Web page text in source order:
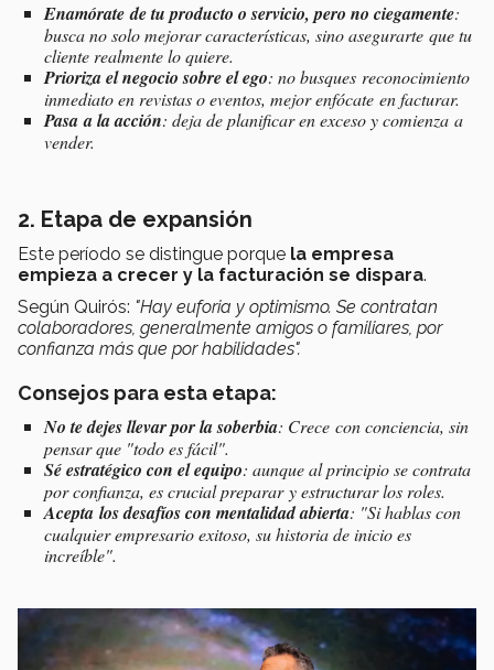
Enamórate de tu producto o servicio, pero no ciegamente:
busca no solo mejorar características, sino asegurarte que tu
cliente realmente lo quiere.
Prioriza el negocio sobre el ego: no busques reconocimiento
inmediato en revistas o eventos, mejor enfócate en facturar.
Pasa a la acción: deja de planificar en exceso y comienza a
vender.
2. Etapa de expansión
Este período se distingue porque la empresa
empieza a crecer y la facturación se dispara.
Según Quirós: "Hay euforia y optimismo. Se contratan
colaboradores, generalmente amigos o familiares, por
confianza más que por habilidades".
Consejos para esta etapa:
No te dejes llevar por la soberbia: Crece con conciencia, sin
pensar que "todo es fácil".
Sé estratégico con el equipo: aunque al principio se contrata
por confianza, es crucial preparar y estructurar los roles.
Acepta los desafíos con mentalidad abierta: "Si hablas con
cualquier empresario exitoso, su historia de inicio es
increíble".